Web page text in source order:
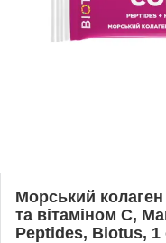
Морський
та вітаміном С,
Peptidеs, Biotus, 1